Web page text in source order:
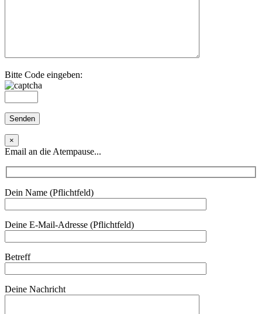
Bitte Code eingeben:
×
Email an die Atempause...
Dein Name (Pflichtfeld)
Deine E-Mail-Adresse (Pflichtfeld)
Betreff
Deine Nachricht